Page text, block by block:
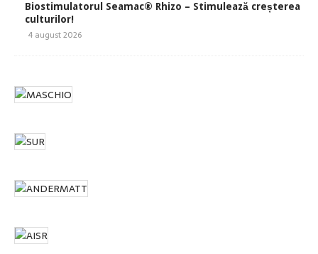
Biostimulatorul Seamac® Rhizo – Stimulează creșterea
culturilor!
4 august 2026